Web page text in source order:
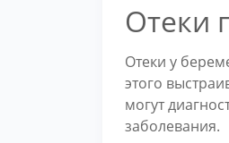
Отеки
Отеки у
этого
могут
заболевания.